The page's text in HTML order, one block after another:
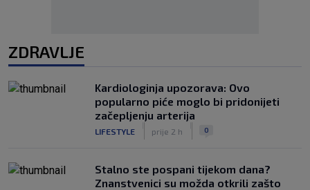
ZDRAVLJE
Kardiologinja upozorava: Ovo
popularno piće moglo bi pridonijeti
začepljenju arterija
LIFESTYLE prije 2 h 0
Stalno ste pospani tijekom dana?
Znanstvenici su možda otkrili zašto